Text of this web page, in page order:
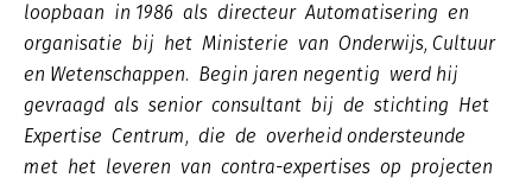
loopbaan in 1986 als directeur Automatisering en
organisatie bij het Ministerie van Onderwijs, Cultuur
en Wetenschappen. Begin jaren negentig werd hij
gevraagd als senior consultant bij de stichting Het
Expertise Centrum, die de overheid ondersteunde
met het leveren van contra-expertises op projecten